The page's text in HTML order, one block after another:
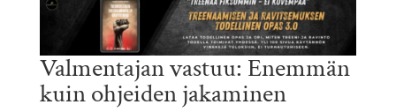
Valmentajan vastuu: Enemmän
kuin ohjeiden jakaminen